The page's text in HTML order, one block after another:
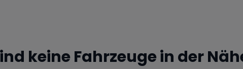
keine Fahrzeuge in der